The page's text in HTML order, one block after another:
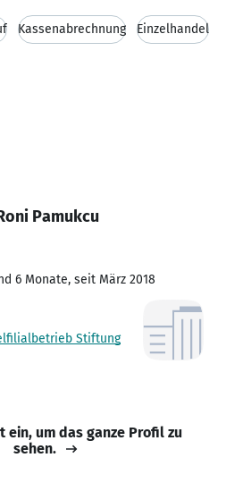
Kassenabrechnung Einzelhandel
Pamukcu
6 Monate, seit März 2018
Stiftung
ein, um das ganze Profil zu
sehen.